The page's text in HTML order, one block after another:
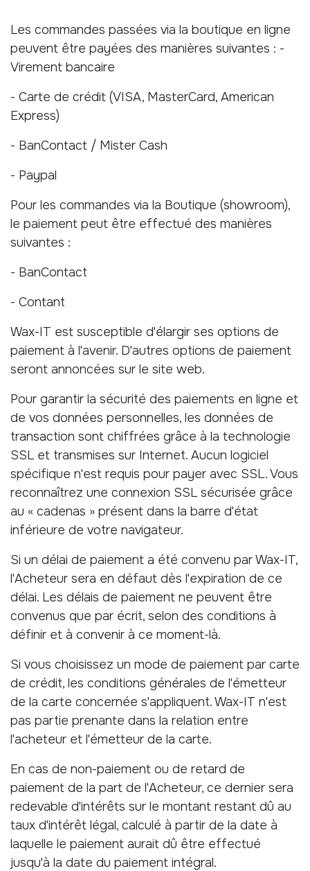
Les commandes passées via la boutique en ligne
peuvent être payées des manières suivantes : -
Virement bancaire
- Carte de crédit (VISA, MasterCard, American
Express)
- BanContact / Mister Cash
- Paypal
Pour les commandes via la Boutique (showroom),
le paiement peut être effectué des manières
suivantes :
- BanContact
- Contant
Wax-IT est susceptible d'élargir ses options de
paiement à l'avenir. D'autres options de paiement
seront annoncées sur le site web.
Pour garantir la sécurité des paiements en ligne et
de vos données personnelles, les données de
transaction sont chiffrées grâce à la technologie
SSL et transmises sur Internet. Aucun logiciel
spécifique n'est requis pour payer avec SSL. Vous
reconnaîtrez une connexion SSL sécurisée grâce
au « cadenas » présent dans la barre d'état
inférieure de votre navigateur.
Si un délai de paiement a été convenu par Wax-IT,
l'Acheteur sera en défaut dès l'expiration de ce
délai. Les délais de paiement ne peuvent être
convenus que par écrit, selon des conditions à
définir et à convenir à ce moment-là.
Si vous choisissez un mode de paiement par carte
de crédit, les conditions générales de l'émetteur
de la carte concernée s'appliquent. Wax-IT n'est
pas partie prenante dans la relation entre
l'acheteur et l'émetteur de la carte.
En cas de non-paiement ou de retard de
paiement de la part de l'Acheteur, ce dernier sera
redevable d'intérêts sur le montant restant dû au
taux d'intérêt légal, calculé à partir de la date à
laquelle le paiement aurait dû être effectué
jusqu'à la date du paiement intégral.